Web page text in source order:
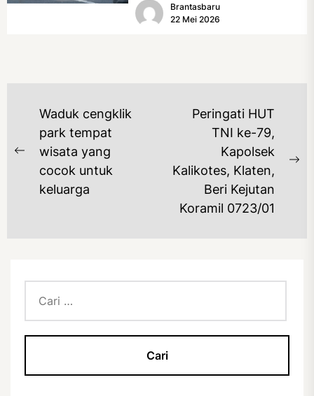
(17/5/2026). Rangkaian kegiatan
dibuka...
Brantasbaru
22 Mei 2026
NAVIGASI
POS
Previous
post:
Waduk cengklik
park tempat
wisata yang
cocok untuk
keluarga
Peringati HUT
TNI ke-79,
Kapolsek
Kalikotes, Klaten,
Beri Kejutan
Koramil 0723/01
untuk: